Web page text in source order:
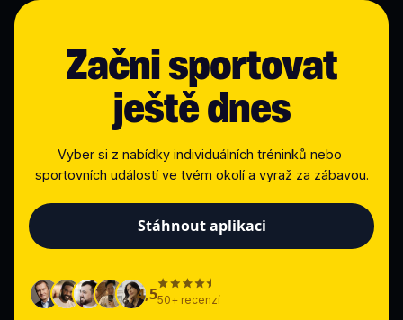
Začni sportovat
ještě dnes
Vyber si z nabídky individuálních tréninků nebo
sportovních událostí ve tvém okolí a vyraž za zábavou.
Stáhnout aplikaci
4,550+ recenzí